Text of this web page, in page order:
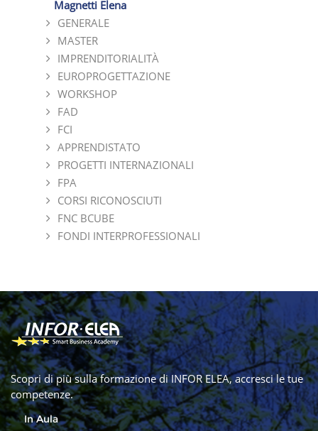
Magnetti Elena
GENERALE
MASTER
IMPRENDITORIALITÀ
EUROPROGETTAZIONE
WORKSHOP
FAD
FCI
APPRENDISTATO
PROGETTI INTERNAZIONALI
FPA
CORSI RICONOSCIUTI
FNC BCUBE
FONDI INTERPROFESSIONALI
Scopri di più sulla formazione di INFOR ELEA, accresci le tue
competenze.
In Aula